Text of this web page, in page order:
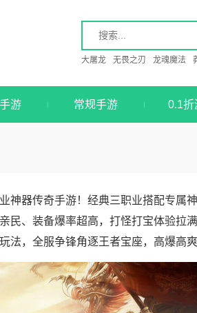
大屠龙 无畏之刃 龙魂魔法
游 常规手游 0.1折
神器传奇手游！经典三职业搭配专属
民、装备爆率超高，打怪打宝体验拉
法，全服争锋角逐王者宝座，高爆高